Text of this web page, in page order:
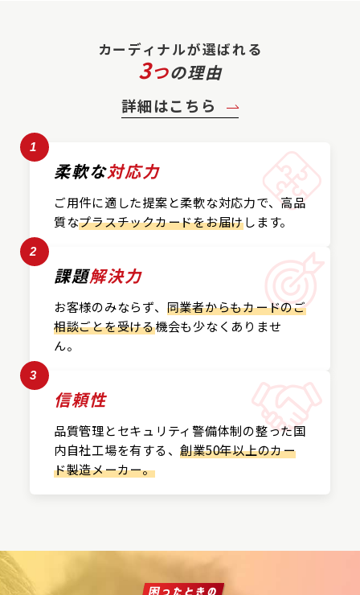
カーディナルが選ばれる
3つの理由
詳細はこちら
1
柔軟な対応力
ご用件に適した提案と柔軟な対応力で、高品
質なプラスチックカードをお届けします。
2
課題解決力
お客様のみならず、 同業者からもカードのご
相談ごとを受ける機会も少なくありませ
ん。
3
信頼性
品質管理とセキュリティ警備体制の整った国
内自社工場を有する、創業50年以上のカー
ド製造メーカー。